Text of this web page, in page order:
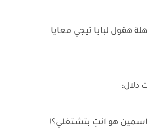
هقول لبابا تيجي معايا
دلال:
هو انتِ بتشتغلي؟!